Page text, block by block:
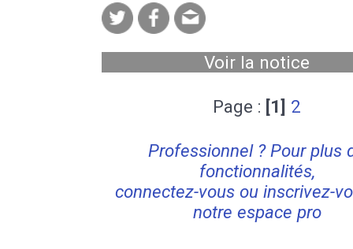
Voir la notice
Page : [1] 2
Professionnel ? Pour plus
fonctionnalités,
connectez-vous ou inscrivez-
notre espace pro